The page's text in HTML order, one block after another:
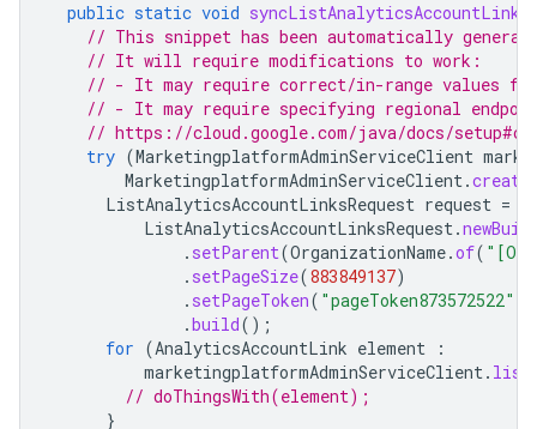
public static void syncListAnalyticsAccountLinks
// This snippet has been automatically
// It will require modifications to work:
// - It may require correct/in-range values
// - It may require specifying regional
// https://cloud.google.com/java/docs/
try (MarketingplatformAdminServiceClient
MarketingplatformAdminServiceClient.create
ListAnalyticsAccountLinksRequest request =
ListAnalyticsAccountLinksRequest.
. setParent(OrganizationName.of(
. setPageSize(883849137)
. setPageToken( "pageToken873572522"
.build();
for (AnalyticsAccountLink element
:
marketingplatformAdminServiceClient.
// doThingsWith(element);
}